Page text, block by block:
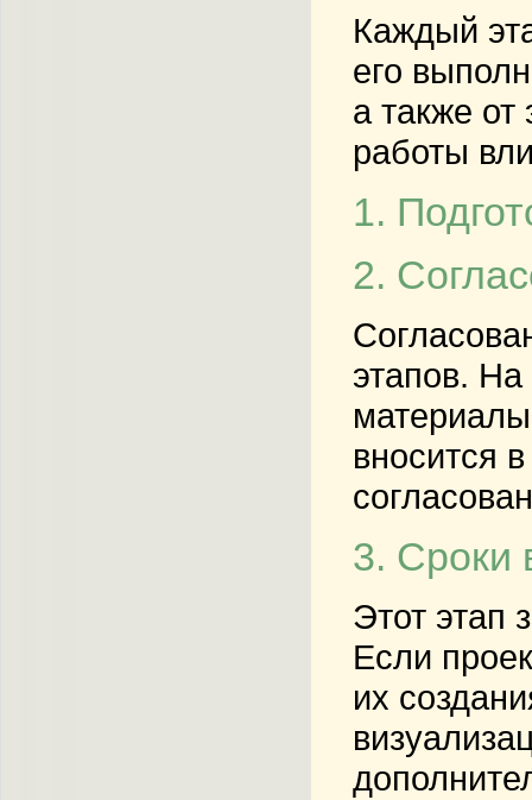
Каждый
его
а также от
работы
1.
2.
этапов.
вносится
3. Сроки
Этот этап
Если
их